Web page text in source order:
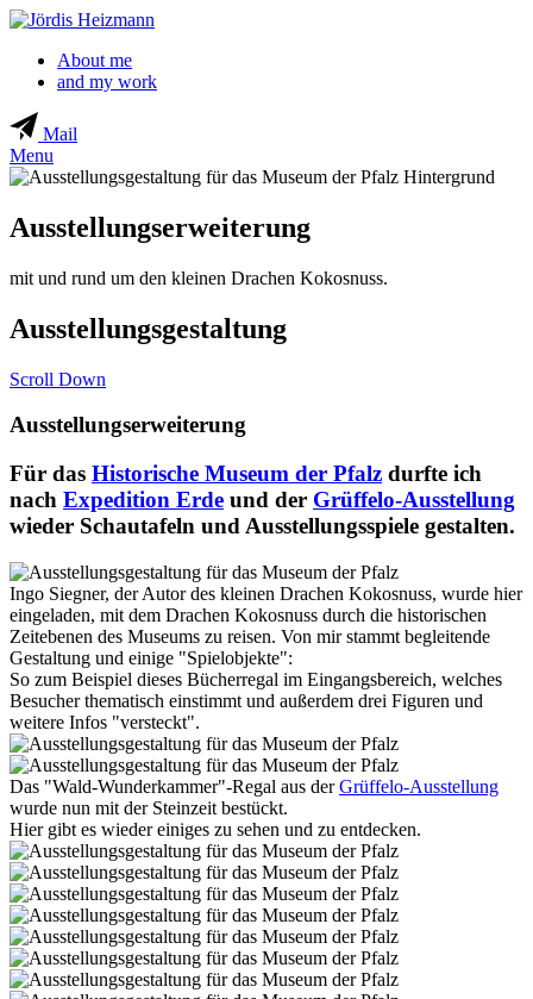
About me
and my work
Mail
Menu
Ausstellungs­erweiterung
mit und rund um den kleinen Drachen Kokosnuss.
Ausstellungs­gestaltung
Scroll Down
Ausstellungserweiterung
Für das Historische Museum der Pfalz durfte ich
nach Expedition Erde und der Grüffelo-Ausstellung
wieder Schautafeln und Ausstellungsspiele gestalten.
Ingo Siegner, der Autor des kleinen Drachen Kokosnuss, wurde hier
eingeladen, mit dem Drachen Kokosnuss durch die historischen
Zeitebenen des Museums zu reisen. Von mir stammt begleitende
Gestaltung und einige "Spielobjekte":
So zum Beispiel dieses Bücherregal im Eingangsbereich, welches
Besucher thematisch einstimmt und außerdem drei Figuren und
weitere Infos "versteckt".
Das "Wald-Wunderkammer"-Regal aus derGrüffelo-Ausstellung
wurde nun mit der Steinzeit bestückt.
Hier gibt es wieder einiges zu sehen und zu entdecken.